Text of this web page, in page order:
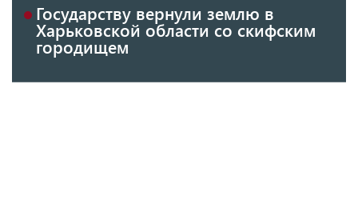
Государству вернули землю в
Харьковской области со скифским
городищем